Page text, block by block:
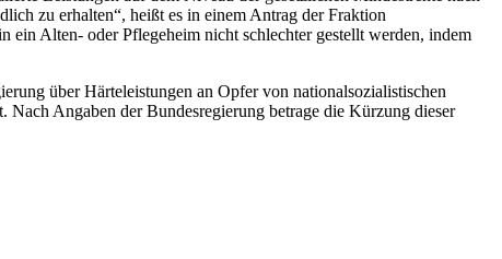
zu erhalten“, heißt es in einem Antrag der Fraktion
ein Alten- oder Pflegeheim nicht schlechter gestellt werden, indem
über Härteleistungen an Opfer von nationalsozialistischen
Angaben der Bundesregierung betrage die Kürzung dieser